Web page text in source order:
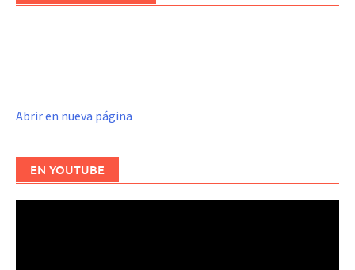
Abrir en nueva página
EN YOUTUBE